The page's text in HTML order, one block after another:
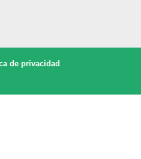
de privacidad